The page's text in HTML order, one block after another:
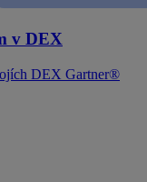
v DEX
DEX Gartner®